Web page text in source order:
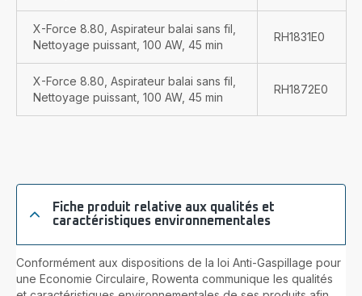
X-Force 8.80, Aspirateur balai sans fil,
Nettoyage puissant, 100 AW, 45 min
RH1831E0
X-Force 8.80, Aspirateur balai sans fil,
Nettoyage puissant, 100 AW, 45 min
RH1872E0
Fiche produit relative aux qualités et
caractéristiques environnementales
Conformément aux dispositions de la loi Anti-Gaspillage pour
une Economie Circulaire, Rowenta communique les qualités